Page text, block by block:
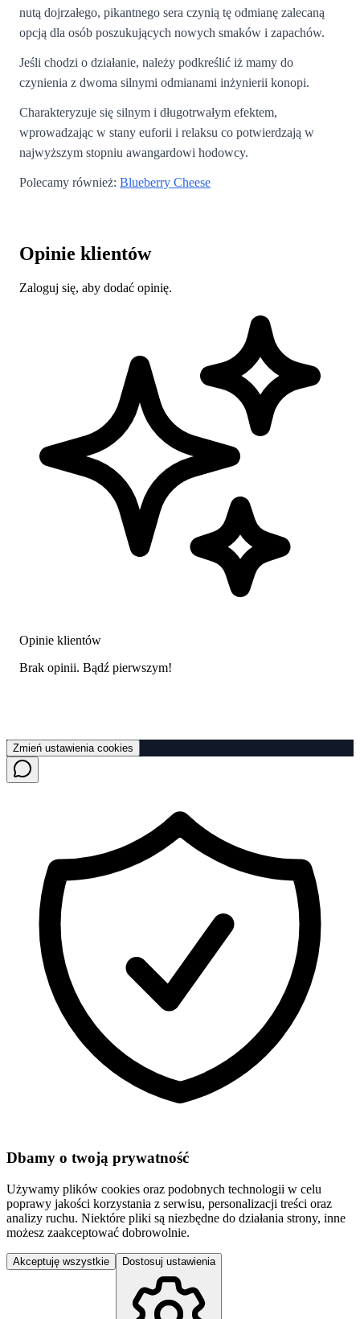
nutą dojrzałego, pikantnego sera czynią tę odmianę zalecaną
opcją dla osób poszukujących nowych smaków i zapachów.
Jeśli chodzi o działanie, należy podkreślić iż mamy do
czynienia z dwoma silnymi odmianami inżynierii konopi.
Charakteryzuje się silnym i długotrwałym efektem,
wprowadzając w stany euforii i relaksu co potwierdzają w
najwyższym stopniu awangardowi hodowcy.
Polecamy również: Blueberry Cheese
Opinie klientów
Zaloguj się, aby dodać opinię.
Opinie klientów
Brak opinii. Bądź pierwszym!
Zmień ustawienia cookies
Dbamy o twoją prywatność
Używamy plików cookies oraz podobnych technologii w celu
poprawy jakości korzystania z serwisu, personalizacji treści oraz
analizy ruchu. Niektóre pliki są niezbędne do działania strony, inne
możesz zaakceptować dobrowolnie.
Akceptuję wszystkie Dostosuj ustawienia